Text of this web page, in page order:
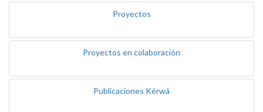
Proyectos
Proyectos en colaboración
Publicaciones Kérwá